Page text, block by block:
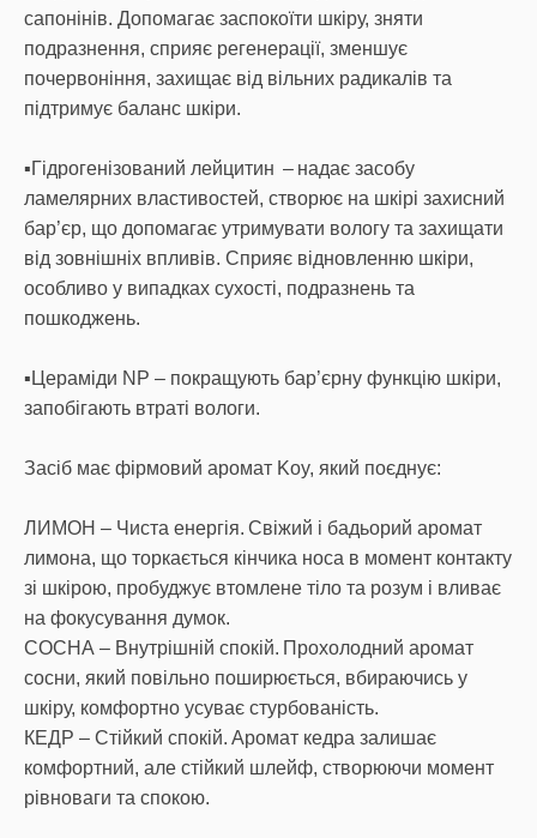
сапонінів. Допомагає заспокоїти шкіру, зняти
подразнення, сприяє регенерації, зменшує
почервоніння, захищає від вільних радикалів та
підтримує баланс шкіри.
▪️Гідрогенізований лейцитин – надає засобу
ламелярних властивостей, створює на шкірі захисний
бар’єр, що допомагає утримувати вологу та захищати
від зовнішніх впливів. Сприяє відновленню шкіри,
особливо у випадках сухості, подразнень та
пошкоджень.
▪️Цераміди NP – покращують бар’єрну функцію шкіри,
запобігають втраті вологи.
Засіб має фірмовий аромат Koy, який поєднує:
ЛИМОН – Чиста енергія. Свіжий і бадьорий аромат
лимона, що торкається кінчика носа в момент контакту
зі шкірою, пробуджує втомлене тіло та розум і вливає
на фокусування думок.
СОСНА – Внутрішній спокій. Прохолодний аромат
сосни, який повільно поширюється, вбираючись у
шкіру, комфортно усуває стурбованість.
КЕДР – Стійкий спокій. Аромат кедра залишає
комфортний, але стійкий шлейф, створюючи момент
рівноваги та спокою.